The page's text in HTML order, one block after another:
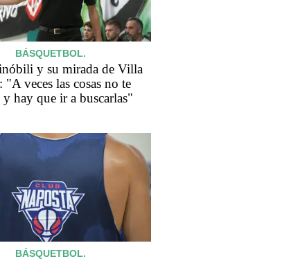
BÁSQUETBOL.
y su mirada de Villa
"A veces las cosas no te
hay que ir a buscarlas"
BÁSQUETBOL.